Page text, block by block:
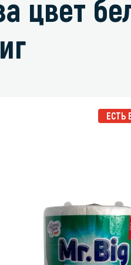
стрипперы
Средства
цвет
ЕСТЬ